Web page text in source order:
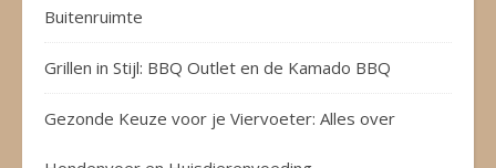
Buitenruimte
Grillen in Stijl: BBQ Outlet en de Kamado BBQ
Gezonde Keuze voor je Viervoeter: Alles over